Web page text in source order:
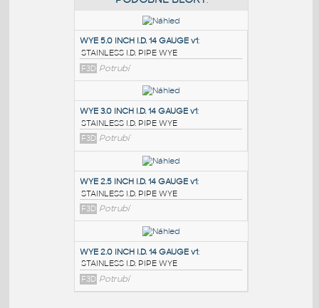
PODOBNÉ BLOKY
WYE 5.0 INCH I.D. 14 GAUGE v1:
STAINLESS I.D. PIPE WYE
F3D Potrubí
WYE 3.0 INCH I.D. 14 GAUGE v1
STAINLESS I.D. PIPE WYE
F3D Potrubí